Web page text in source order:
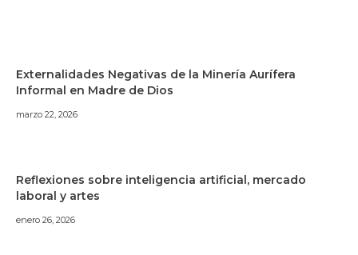
Externalidades Negativas de la Minería Aurífera
Informal en Madre de Dios
marzo 22, 2026
Reflexiones sobre inteligencia artificial, mercado
laboral y artes
enero 26, 2026